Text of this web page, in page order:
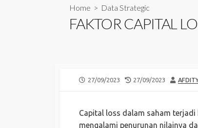
Home > Data Strategic
FAKTOR CAPITAL
PUBLISHED
27/09/2023
LAST
27/09/2023
Capital loss dalam saham
mengalami penurunan nilainya